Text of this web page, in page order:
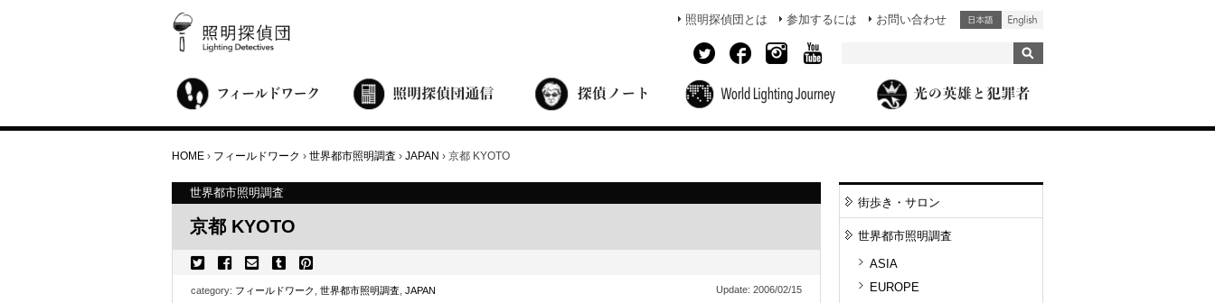
照明探偵団とは 参加するには お問い合わせ
街歩き・サロン
世界都市照明調査
こどもワークショップ
ライトアップニンジャ
夜景ウォッチングツアー
100万人のキャンドルナイト
オンライン活動
アニュアルフォーラム
その他の活動 面出の探偵ノート
照明探偵団員の独り言
コーヒーブレイク
あかりのミシュラン
HOME › フィールドワーク › 世界都市照明調査 › JAPAN › 京都 KYOTO
世界都市照明調査
京都 KYOTO
category: フィールドワーク 世界都市照明調査 JAPAN Update: 2006/02/15
街歩き・サロン
世界都市照明調査
ASIA
EUROPE